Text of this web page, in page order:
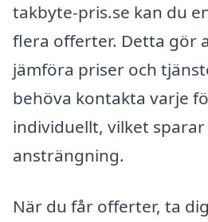
takbyte-pris.se kan du
flera offerter. Detta gör
jämföra priser och
behöva kontakta varje
individuellt, vilket
ansträngning.
När du får offerter, ta